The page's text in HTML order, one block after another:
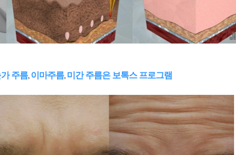
주름,이마주름,미간 주름은 보톡스 프로그램